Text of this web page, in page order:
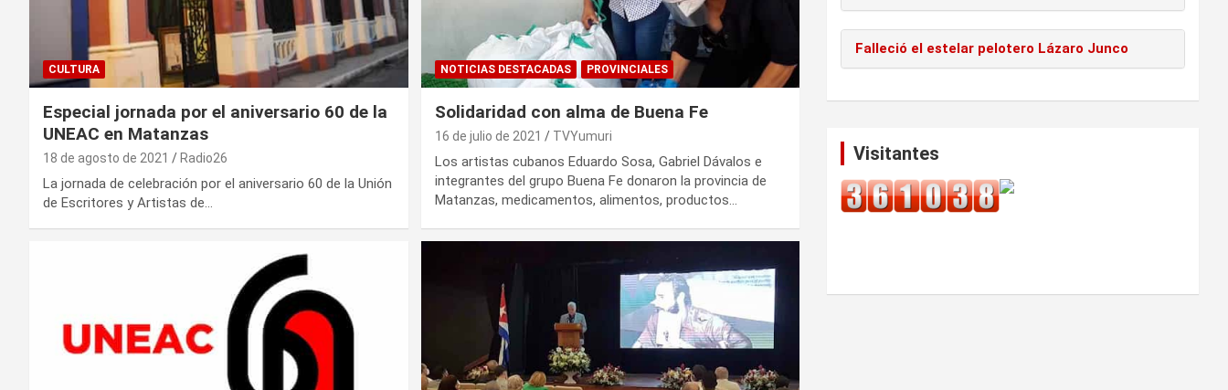
CULTURA
Especial jornada por el aniversario 60 de la
UNEAC en Matanzas
18 de agosto de 2021 Radio26
La jornada de celebración por el aniversario 60 de la Unión
de Escritores y Artistas de…
NOTICIAS DESTACADAS PROVINCIALES
Solidaridad con alma de Buena Fe
16 de julio de 2021 TVYumuri
Los artistas cubanos Eduardo Sosa, Gabriel Dávalos e
integrantes del grupo Buena Fe donaron la provincia de
Matanzas, medicamentos, alimentos, productos…
Falleció el estelar pelotero Lázaro Junco
Visitantes